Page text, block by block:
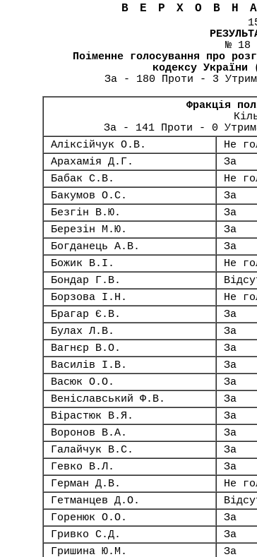
№ 18
Поіменне голосування про
кодексу
За - 180 Проти - 3
Фракція
За - 141 Проти - 0
Аліксійчук О.В.
Не
Арахамія Д.Г.
За
Бабак С.В.
Не
Бакумов О.С.
За
Безгін В.Ю.
За
Березін М.Ю.
За
Богданець А.В.
За
Божик В.І.
Не
Бондар Г.В.
Борзова І.Н.
Не
Брагар Є.В.
За
Булах Л.В.
За
Вагнєр В.О.
За
Василів І.В.
За
Васюк О.О.
За
Веніславський Ф.В.
За
Вірастюк В.Я.
За
Воронов В.А.
За
Галайчук В.С.
За
Гевко В.Л.
За
Герман Д.В.
Не
Гетманцев Д.О.
Горенюк О.О.
За
Гривко С.Д.
За
Гришина Ю.М.
За